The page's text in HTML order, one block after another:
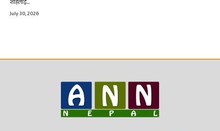
July 30, 2026